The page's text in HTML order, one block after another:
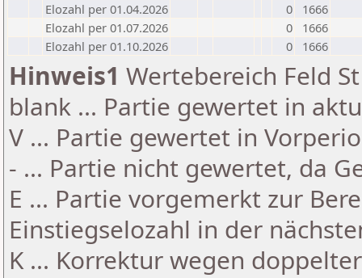
Elozahl per 01.04.2026
0
1666
Elozahl per 01.07.2026
0
1666
Elozahl per 01.10.2026
0 1666
Hinweis1 Wertebereich Feld
blank ... Partie gewertet in
V ... Partie gewertet in
- ... Partie nicht gewertet, da
E ... Partie vorgemerkt zur
Einstiegselozahl in der
K ... Korrektur wegen